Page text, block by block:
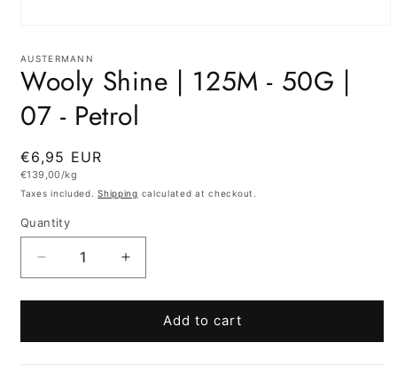
1
in
modal
AUSTERMANN
Wooly Shine | 125M - 50G |
07 - Petrol
Regular
price
€6,95 EUR
Unit
€139,00/kg
Taxes included.Shipping calculated at checkout.
Quantity
Quantity
Decrease
quantity
for
Shine
Increase
quantity
for
Wooly
Shine
Add to cart